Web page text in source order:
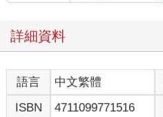
詳細資料
語言 中文繁體
ISBN
4711099771516